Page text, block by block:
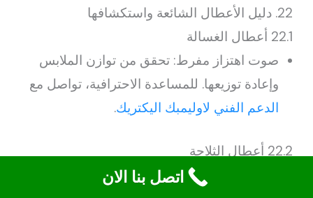
22. دليل الأعطال الشائعة واستكشافها
22.1 أعطال الغسالة
صوت اهتزاز مفرط: تحقق من توازن الملابس
وإعادة توزيعها. للمساعدة الاحترافية، تواصل مع
الدعم الفني لاوليمبك اليكتريك.
22.2 أعطال الثلاجة
عدم تبريد كافٍ: نظف المكثف الخلفي وتحقق
اتصل بنا الان